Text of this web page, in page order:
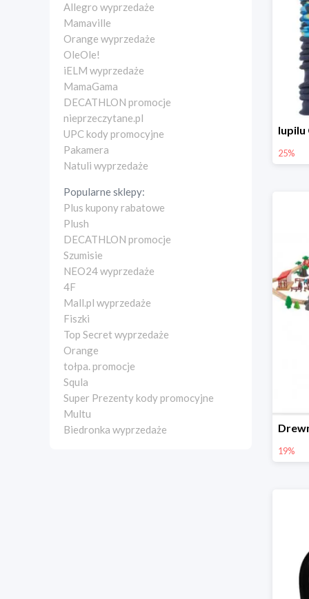
Allegro wyprzedaże
Mamaville
Orange wyprzedaże
OleOle!
iELM wyprzedaże
MamaGama
DECATHLON promocje
nieprzeczytane.pl
UPC kody promocyjne
Pakamera
Natuli wyprzedaże
Popularne sklepy:
Plus kupony rabatowe
Plush
DECATHLON promocje
Szumisie
NEO24 wyprzedaże
4F
Mall.pl wyprzedaże
Fiszki
Top Secret wyprzedaże
Orange
tołpa. promocje
Squla
Super Prezenty kody promocyjne
Multu
Biedronka wyprzedaże
25%
19%